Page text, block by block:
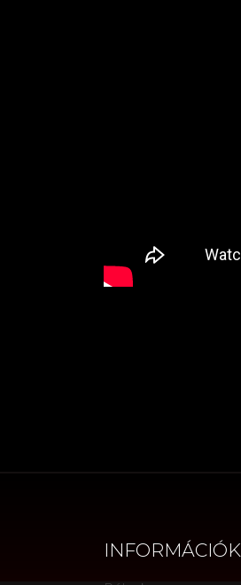
INFORMÁCIÓK